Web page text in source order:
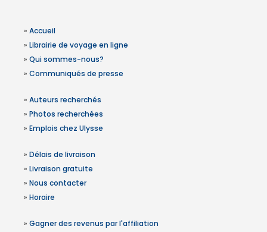
» Accueil
» Librairie de voyage en ligne
» Qui sommes-nous?
» Communiqués de presse
» Auteurs recherchés
» Photos recherchées
» Emplois chez Ulysse
» Délais de livraison
» Livraison gratuite
» Nous contacter
» Horaire
» Gagner des revenus par l'affiliation